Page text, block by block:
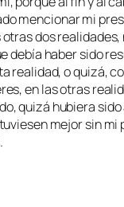
mencionar mi
dos realidades,
debía haber sido
realidad, o quizá,
en las otras
quizá hubiera
mejor sin mi